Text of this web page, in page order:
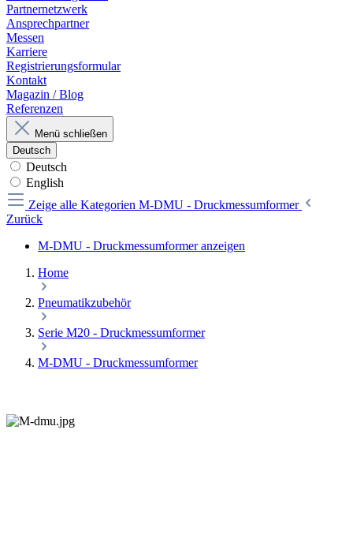
Partnernetzwerk
Ansprechpartner
Messen
Karriere
Registrierungsformular
Kontakt
Magazin / Blog
Referenzen
Menü schließen
Deutsch
Deutsch
English
Zeige alle Kategorien M-DMU - Druckmessumformer
Zurück
M-DMU - Druckmessumformer anzeigen
Home
Pneumatikzubehör
Serie M20 - Druckmessumformer
M-DMU - Druckmessumformer